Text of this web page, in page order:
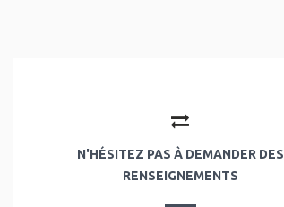
N'HÉSITEZ PAS À DEMANDER DES
RENSEIGNEMENTS